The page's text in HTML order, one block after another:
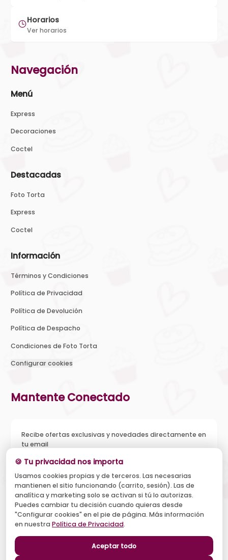
Horarios
Ver horarios
Navegación
Menú
Express
Decoraciones
Coctel
Destacadas
Foto Torta
Express
Coctel
Información
Términos y Condiciones
Política de Privacidad
Política de Devolución
Política de Despacho
Condiciones de Foto Torta
Configurar cookies
Mantente Conectado
Recibe ofertas exclusivas y novedades directamente en
tu email
Acepto recibir novedades y ofertas, y el tratamiento de mi
email según la Política de Privacidad . Puedo darme de baja
cuando quiera.
Suscribirse
🍪 Tu privacidad nos importa
Usamos cookies propias y de terceros. Las necesarias
mantienen el sitio funcionando (carrito, sesión). Las de
analítica y marketing solo se activan si tú lo autorizas.
Puedes cambiar tu decisión cuando quieras desde
"Configurar cookies" en el pie de página. Más información
en nuestra Política de Privacidad.
Aceptar todo